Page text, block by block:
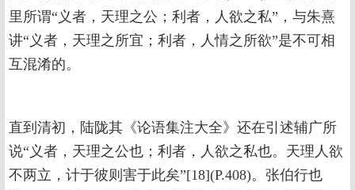
里所谓“义者，天理之公；利者，人欲之私”，与朱熹
讲“义者，天理之所宜；利者，人情之所欲”是不可相
互混淆的。
直到清初，陆陇其《论语集注大全》还在引述辅广所
说“义者，天理之公也；利者，人欲之私也。天理人欲
不两立，计于彼则害于此矣”[18](P.408)。张伯行也